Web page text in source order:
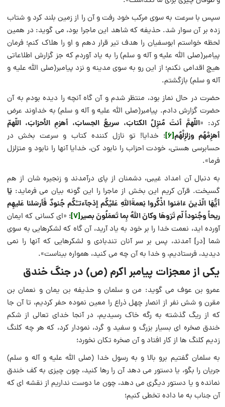
سپس با سرعت به سوی مرکب خود رفت و آن را از زمین بلند کرد و شتاب
زده بر آن سوار شد. حذیفه که شاهد این ماجرا بود، می گوید: در همین
لحظه خواستم ابوسفیان را هدف تیر قرار دهم و او را هلاک کنم؛ فرمان
پیامبر(صلى الله عليه و آله و سلم) را به یاد آوردم که جز گزارش اطلاعاتی
هیچ اقدامی نکنم؛ از این رو به سوی مدینه و نزد پیامبر(صلى الله عليه و
آله و سلم) بازگشتم.
حضرت در حال نماز بود، منتظر شدم و آن گاه آنچه را دیده بودم به آن
حضرت گزارش دادم. پیامبر(صلى الله عليه و آله و سلم) به خداوند عرض
کرد: «اللّهمَّ أنتَ مُنزِلُ الکتابَ، سریعُ الحِسابَ، أهزمِ الأحزابَ، اللّهمّ
أهزِمْهُم وزلزِلْهُم[6]
؛ خدایا! تو نازل کننده کتاب و سرعت بخش در
حسابرسی هستی، خودت احزاب را نابود کن، خدایا آنها را نابود و متزلزل
فرما».
به دنبال آن امداد غیبی، دشمنان از پای درآمدند و زنجیره شان از هم
گسیخت. قرآن کریم این بخش از ماجرا را این گونه بیان می فرماید: یَا
أیُّهَا الّذینَ ءَامَنوا اذْکُروا نِعمةَاللهِ عَلیْکُم إذجآءتـْکُم جُنودٌ فَأرسَلنا عَلیهِم
ریحاً وجُنوداً لّم تَرَوهَا وکانَ اللهُ بِما تَعمَلُونَ بصیر[7]
؛ «ای کسانی که ایمان
آورده اید، نعمت خدا را بر خود به یاد آرید، آن گاه که لشکرهایی به سوی
شما [در] آمدند، پس بر سر آنان تندبادی و لشکرهایی که آنها را نمی
دیدید، فرستادیم، و خدا به آن چه می کنید، همواره بیناست».
يكى از معجزات پيامبر اكرم (ص) در جنگ خندق
عمرو بن عوف مى گويد: من و سلمان و حذيفه بن يمان و نعمان بن
مقرن و شش نفر از انصار چهل ذراع را معين نموده حفر كرديم، تا آن جا
كه از ريگ گذشته به رگه خاک رسيديم، در آنجا خداى تعالى از شكم
خندق صخره اى بسيار بزرگ و سفيد و گرد، نمودار كرد، كه هر چه كلنگ
زديم كلنگ ها از كار افتاد و آن صخره تكان نخورد؛
به سلمان گفتيم برو بالا و به رسول خدا (صلى الله عليه و آله و سلم)
جريان را بگو، يا دستور مى دهد آن را رها كنيد، چون چيزى به كف خندق
نمانده و يا دستور ديگرى مى دهد، چون ما دوست نداريم از نقشه اى كه
آن جناب به ما داده تخطى كنيم؛